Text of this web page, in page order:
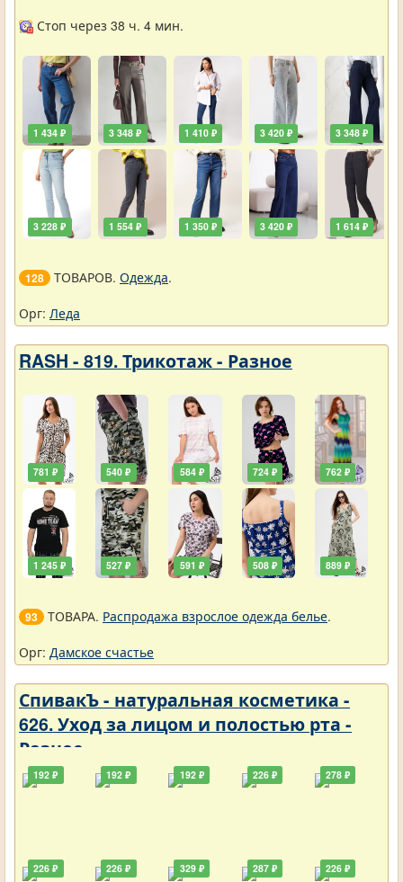
Стоп через 38 ч. 4 мин.
1 434 ₽
3 228 ₽
3 348 ₽
1 554 ₽
1 410 ₽
1 350 ₽
3 420 ₽
3 420 ₽
3 348 ₽
1 614 ₽
128 ТОВАРОВ. Одежда.
Орг: Леда
RASH - 819. Трикотаж - Разное
781 ₽
1 245 ₽
540 ₽
527 ₽
584 ₽
591 ₽
724 ₽
508 ₽
762 ₽
889 ₽
93 ТОВАРА. Распродажа взрослое одежда белье.
Орг: Дамское счастье
СпивакЪ - натуральная косметика -
626. Уход за лицом и полостью рта -
Разное
192 ₽
226 ₽
192 ₽
226 ₽
192 ₽
329 ₽
226 ₽
287 ₽
278 ₽
226 ₽